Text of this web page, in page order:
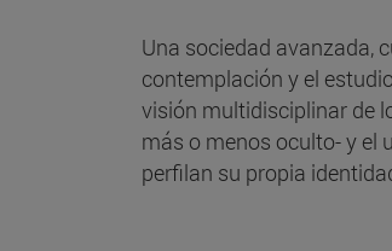
Una sociedad avanzada,
contemplación y el
visión multidisciplinar de
más o menos oculto- y el
perfilan su propia